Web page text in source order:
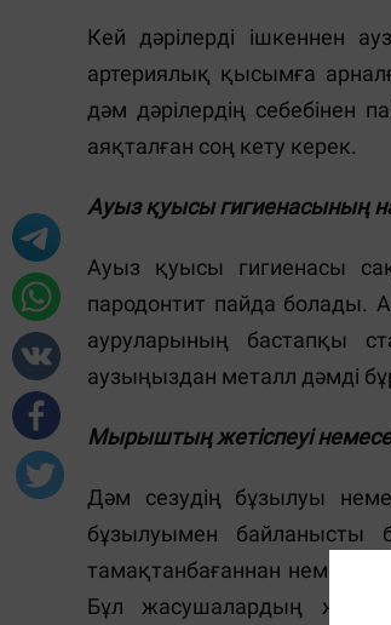
Кей дәрілерді ішкеннен
артериялық қысымға
дәм дәрілердің себебінен
аяқталған соң кету керек.
Ауыз қуысы гигиенасының
Ауыз қуысы гигиенасы
пародонтит пайда болады.
ауруларының бастапқы
аузыңыздан металл дәмді
Мырыштың жетіспеуі
Дәм сезудің бұзылуы
бұзылуымен байланысты
тамақтанбағаннан немесе
Бұл жасушалардың